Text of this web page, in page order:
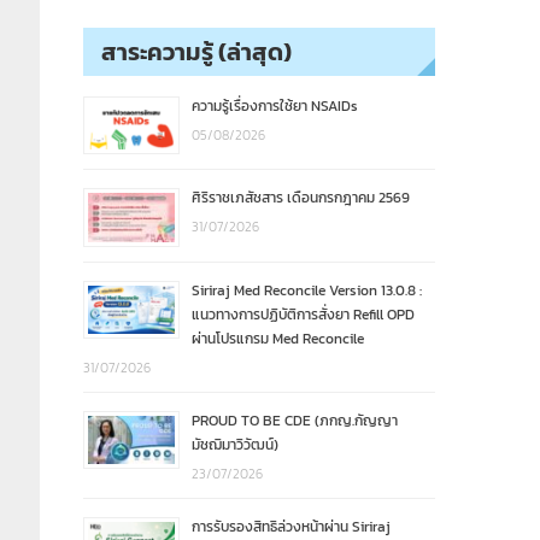
สาระความรู้ (ล่าสุด)
ความรู้เรื่องการใช้ยา NSAIDs
05/08/2026
ศิริราชเภสัชสาร เดือนกรกฎาคม 2569
31/07/2026
Siriraj Med Reconcile Version 13.0.8 :
แนวทางการปฏิบัติการสั่งยา Refill OPD
ผ่านโปรแกรม Med Reconcile
31/07/2026
PROUD TO BE CDE (ภกญ.กัญญา
มัชฌิมาวิวัฒน์)
23/07/2026
การรับรองสิทธิล่วงหน้าผ่าน Siriraj